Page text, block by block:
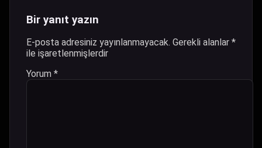
Bir yanıt yazın
E-posta adresiniz yayınlanmayacak. Gerekli alanlar *
ile işaretlenmişlerdir
Yorum *